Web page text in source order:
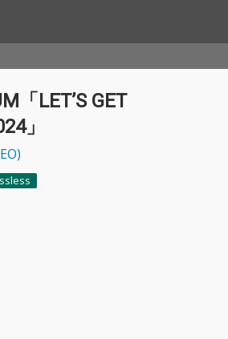
「LET’S GET
」